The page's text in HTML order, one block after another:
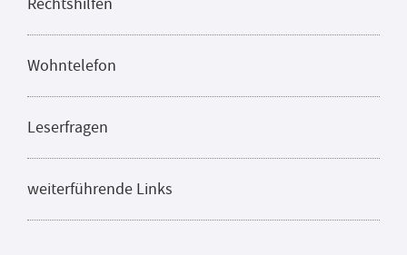
Wohntelefon
Leserfragen
weiterführende Links